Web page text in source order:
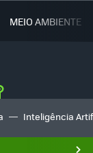
MEIO AMBIENTE
Inteligência